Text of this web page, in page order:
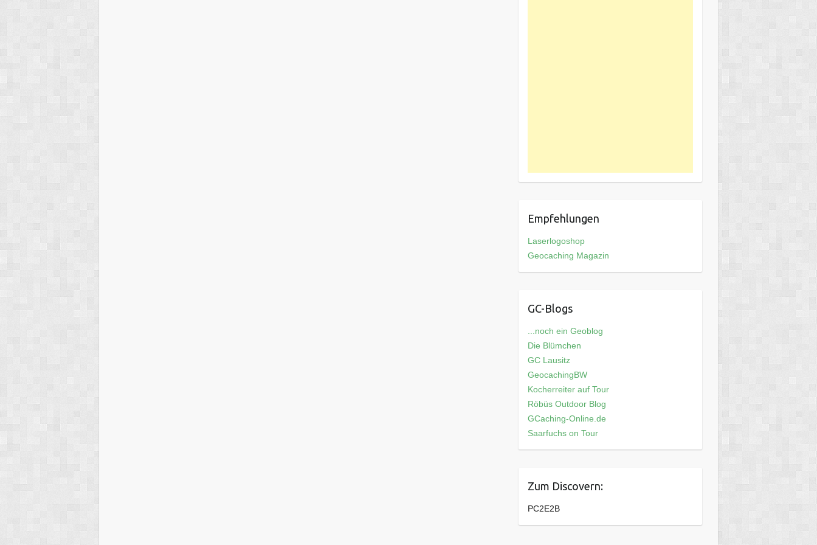
Empfehlungen
Laserlogoshop
Geocaching Magazin
GC-Blogs
...noch ein Geoblog
Die Blümchen
GC Lausitz
GeocachingBW
Kocherreiter auf Tour
Röbüs Outdoor Blog
GCaching-Online.de
Saarfuchs on Tour
Zum Discovern:
PC2E2B